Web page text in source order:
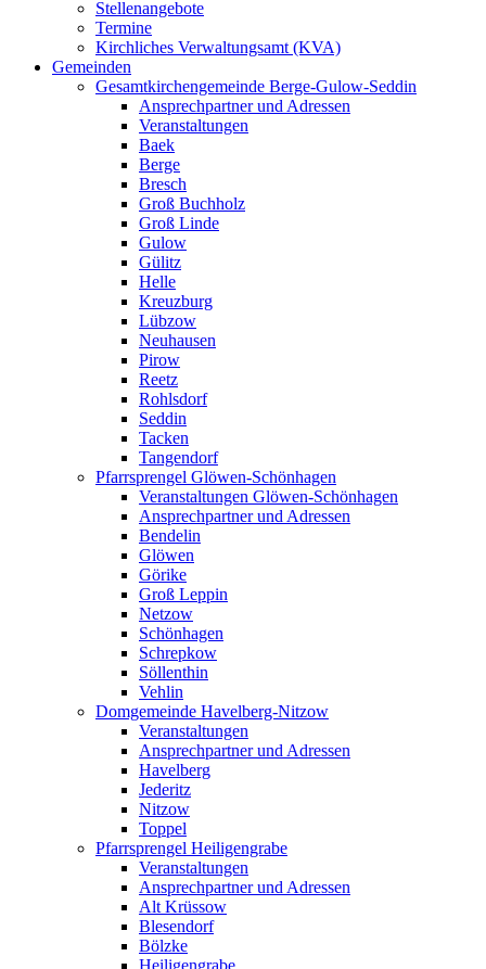
Stellenangebote
Termine
Kirchliches Verwaltungsamt (KVA)
Gemeinden
Gesamtkirchengemeinde Berge-Gulow-Seddin
Ansprechpartner und Adressen
Veranstaltungen
Baek
Berge
Bresch
Groß Buchholz
Groß Linde
Gulow
Gülitz
Helle
Kreuzburg
Lübzow
Neuhausen
Pirow
Reetz
Rohlsdorf
Seddin
Tacken
Tangendorf
Pfarrsprengel Glöwen-Schönhagen
Veranstaltungen Glöwen-Schönhagen
Ansprechpartner und Adressen
Bendelin
Glöwen
Görike
Groß Leppin
Netzow
Schönhagen
Schrepkow
Söllenthin
Vehlin
Domgemeinde Havelberg-Nitzow
Veranstaltungen
Ansprechpartner und Adressen
Havelberg
Jederitz
Nitzow
Toppel
Pfarrsprengel Heiligengrabe
Veranstaltungen
Ansprechpartner und Adressen
Alt Krüssow
Blesendorf
Bölzke
Heiligengrabe